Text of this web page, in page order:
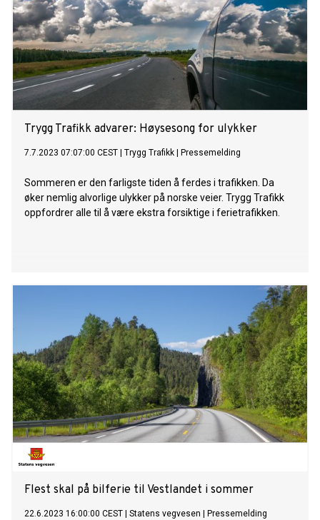
Trygg Trafikk advarer: Høysesong for ulykker
7.7.2023 07:07:00 CEST Trygg Trafikk Pressemelding
Sommeren er den farligste tiden å ferdes i trafikken. Da
øker nemlig alvorlige ulykker på norske veier. Trygg Trafikk
oppfordrer alle til å være ekstra forsiktige i ferietrafikken.
Flest skal på bilferie til Vestlandet i sommer
22.6.2023 16:00:00 CEST Statens vegvesen Pressemelding